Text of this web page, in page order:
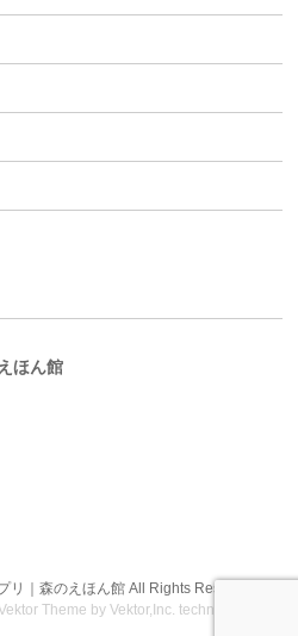
ほん館
リ｜森のえほん館All Rights Reserved.
Theme byVektor,Inc. technology.